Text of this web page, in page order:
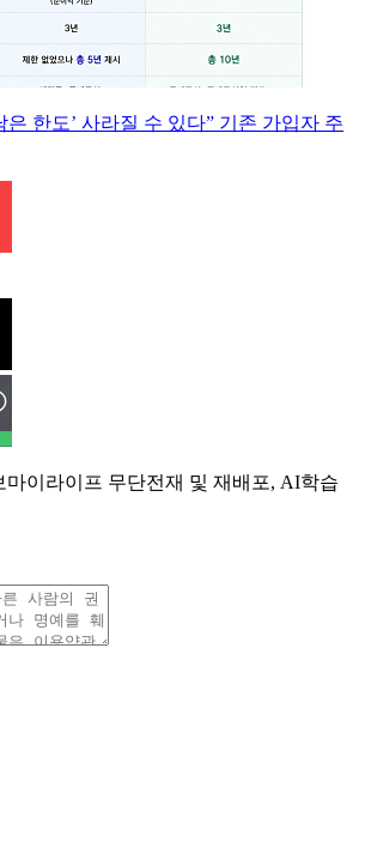
은 한도’ 사라질 수 있다” 기존 가입자 주
이라이프 무단전재 및 재배포, AI학습